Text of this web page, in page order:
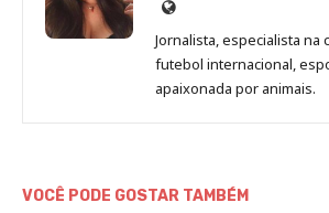
Site
de
Beatriz
Fabbri
Jornalista, especialista na
futebol internacional,
apaixonada por animais.
VOCÊ PODE GOSTAR TAMBÉM